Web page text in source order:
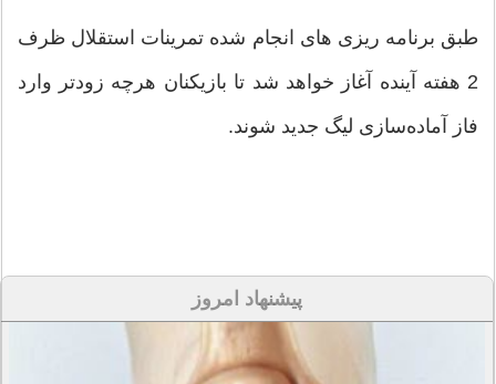
طبق برنامه ریزی های انجام شده تمرینات استقلال ظرف
2 هفته آینده آغاز خواهد شد تا بازیکنان هرچه زودتر وارد
فاز آماده‌سازی لیگ جدید شوند.
پیشنهاد امروز